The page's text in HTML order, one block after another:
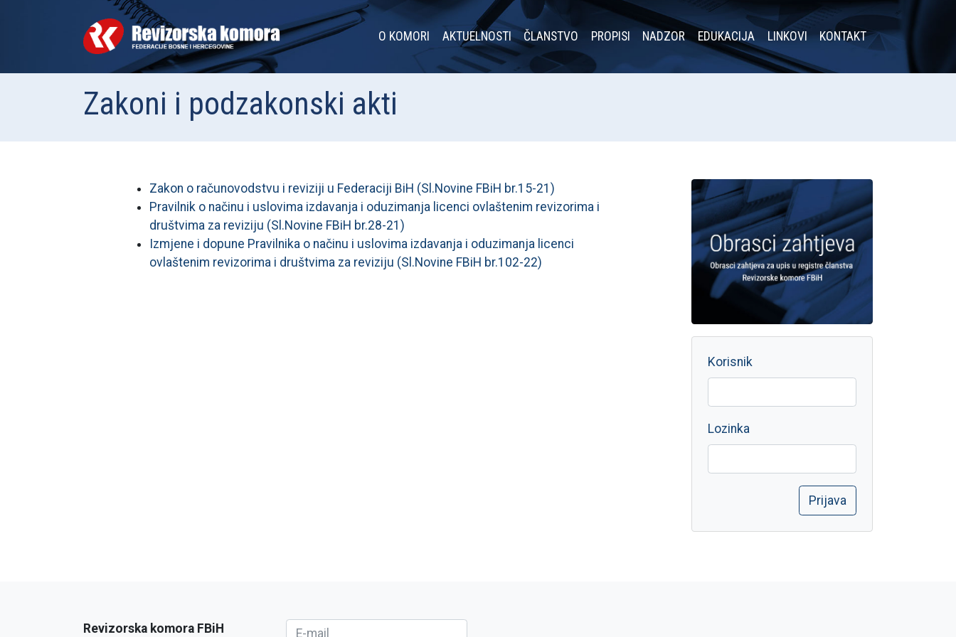
O KOMORI AKTUELNOSTI ČLANSTVO PROPISI NADZOR EDUKACIJA LINKOVI KONTAKT
Zakoni i podzakonski akti
Zakon o računovodstvu i reviziji u Federaciji BiH (Sl.Novine FBiH br.15-21)
Pravilnik o načinu i uslovima izdavanja i oduzimanja licenci ovlaštenim revizorima i
društvima za reviziju (Sl.Novine FBiH br.28-21)
Izmjene i dopune Pravilnika o načinu i uslovima izdavanja i oduzimanja licenci
ovlaštenim revizorima i društvima za reviziju (Sl.Novine FBiH br.102-22)
Korisnik
Lozinka
Revizorska komora FBiH